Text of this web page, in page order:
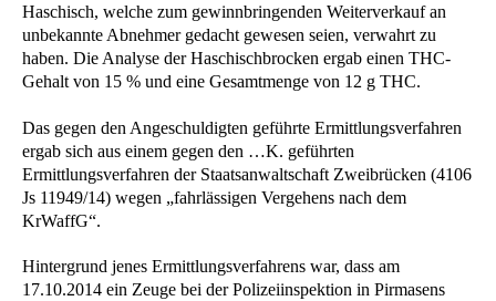
Haschisch, welche zum gewinnbringenden Weiterverkauf an
unbekannte Abnehmer gedacht gewesen seien, verwahrt zu
haben. Die Analyse der Haschischbrocken ergab einen THC-
Gehalt von 15 % und eine Gesamtmenge von 12 g THC.
Das gegen den Angeschuldigten geführte Ermittlungsverfahren
ergab sich aus einem gegen den …K. geführten
Ermittlungsverfahren der Staatsanwaltschaft Zweibrücken (4106
Js 11949/14) wegen „fahrlässigen Vergehens nach dem
KrWaffG“.
Hintergrund jenes Ermittlungsverfahrens war, dass am
17.10.2014 ein Zeuge bei der Polizeiinspektion in Pirmasens